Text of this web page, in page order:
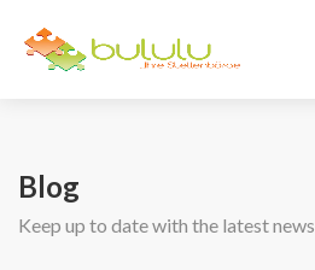
Blog
Keep up to date with the latest news